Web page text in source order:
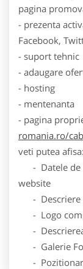
pagina
- prezenta
Facebook,
- suport tehnic
- adaugare
- hosting
- mentenanta
- pagina
romania.ro/
veti putea afisa:
- Datele de
website
- Descriere
- Logo
- Descrierea
- Galerie
-